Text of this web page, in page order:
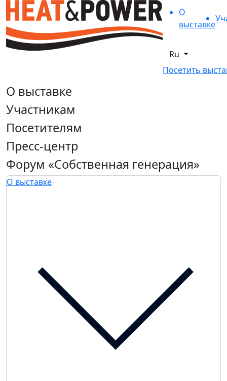
О
выставке
Ru
Посетить
О выставке
Участникам
Посетителям
Пресс-центр
Форум «Собственная генерация»
О выставке